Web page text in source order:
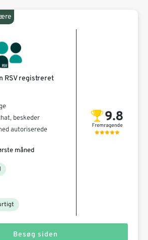
RSV registreret
beskeder
autoriserede
måned
Besøg siden